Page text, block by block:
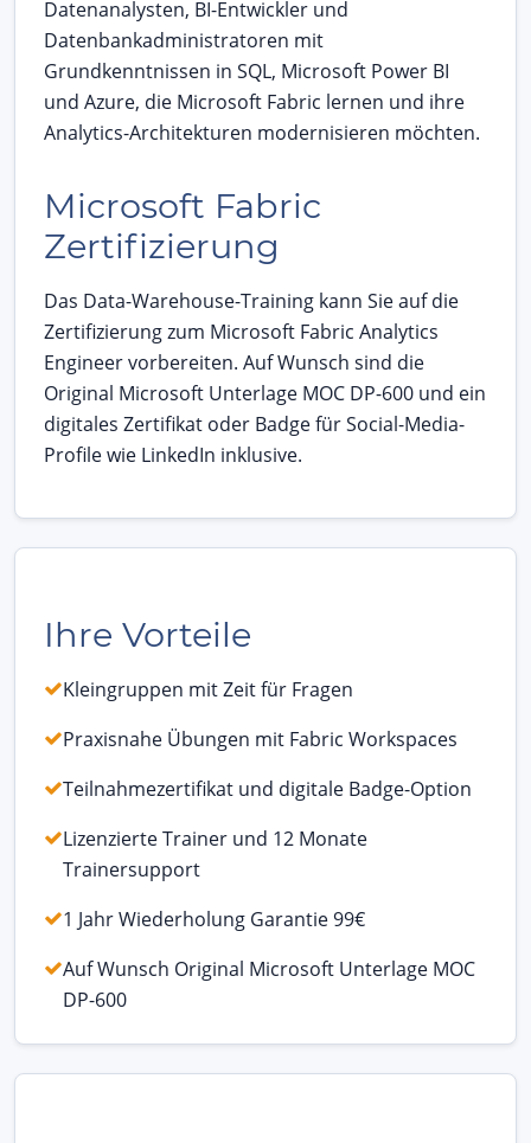
Datenanalysten, BI-Entwickler und
Datenbankadministratoren mit
Grundkenntnissen in SQL, Microsoft Power BI
und Azure, die Microsoft Fabric lernen und ihre
Analytics-Architekturen modernisieren möchten.
Microsoft Fabric
Zertifizierung
Das Data-Warehouse-Training kann Sie auf die
Zertifizierung zum Microsoft Fabric Analytics
Engineer vorbereiten. Auf Wunsch sind die
Original Microsoft Unterlage MOC DP-600 und ein
digitales Zertifikat oder Badge für Social-Media-
Profile wie LinkedIn inklusive.
Ihre Vorteile
Kleingruppen mit Zeit für Fragen
Praxisnahe Übungen mit Fabric Workspaces
Teilnahmezertifikat und digitale Badge-Option
Lizenzierte Trainer und 12 Monate
Trainersupport
1 Jahr Wiederholung Garantie 99€
Auf Wunsch Original Microsoft Unterlage MOC
DP-600